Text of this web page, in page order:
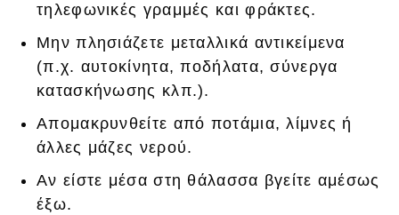
τηλεφωνικές γραμμές και φράκτες.
Μην πλησιάζετε μεταλλικά αντικείμενα
(π.χ. αυτοκίνητα, ποδήλατα, σύνεργα
κατασκήνωσης κλπ.).
Απομακρυνθείτε από ποτάμια, λίμνες ή
άλλες μάζες νερού.
Αν είστε μέσα στη θάλασσα βγείτε αμέσως
έξω.